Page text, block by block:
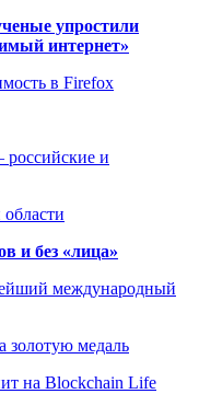
упростили
интернет»
в Firefox
российские и
и без «лица»
международный
золотую медаль
на Blockchain Life